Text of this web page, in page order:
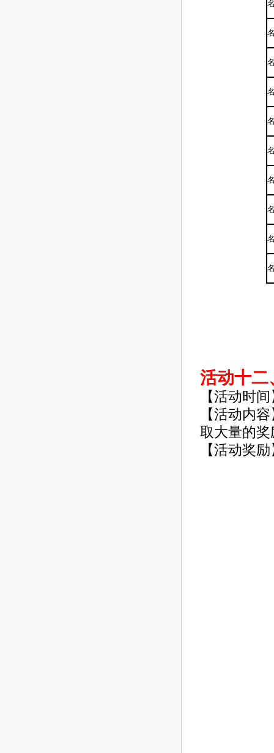
活动十二
【活动时
【活动内
取大量的奖
【活动奖